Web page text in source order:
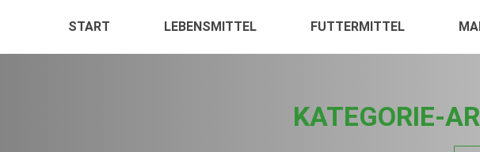
START LEBENSMITTEL FUTTERMITTEL
KATEGORIE-
Sie